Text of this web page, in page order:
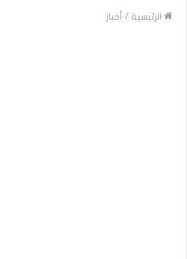
الرئيسية / أخبار